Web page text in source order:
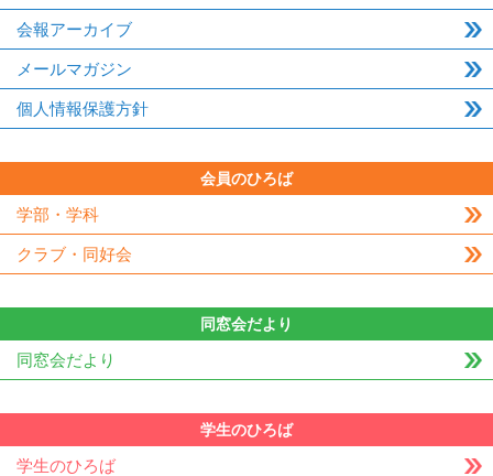
会報アーカイブ
メールマガジン
個人情報保護方針
会員のひろば
学部・学科
クラブ・同好会
同窓会だより
同窓会だより
学生のひろば
学生のひろば